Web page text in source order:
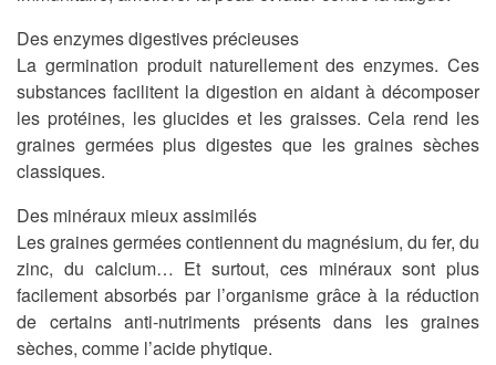
Des enzymes digestives précieuses
La germination produit naturellement des enzymes. Ces
substances facilitent la digestion en aidant à décomposer
les protéines, les glucides et les graisses. Cela rend les
graines germées plus digestes que les graines sèches
classiques.
Des minéraux mieux assimilés
Les graines germées contiennent du magnésium, du fer, du
zinc, du calcium… Et surtout, ces minéraux sont plus
facilement absorbés par l’organisme grâce à la réduction
de certains anti-nutriments présents dans les graines
sèches, comme l’acide phytique.